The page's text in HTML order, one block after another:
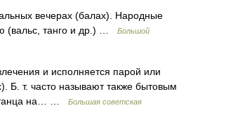
вечерах (балах). Народные
(вальс, танго и др.) …
Большой
и исполняется парой или
Б. т. часто называют также бытовым
танца на… …
Большая советская